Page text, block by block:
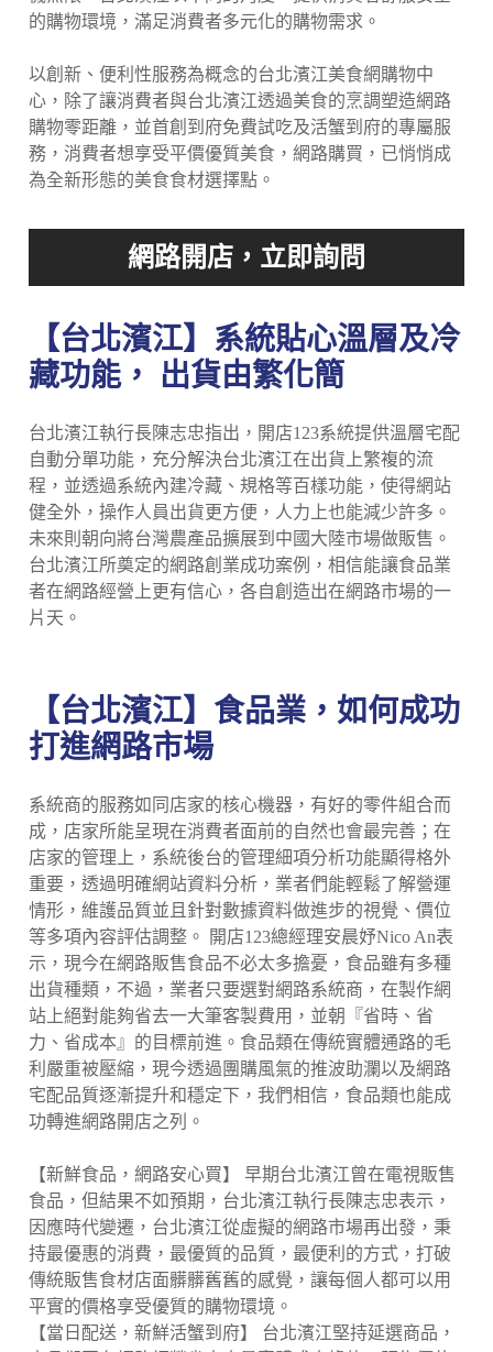
的購物環境，滿足消費者多元化的購物需求。
以創新、便利性服務為概念的台北濱江美食網購物中
心，除了讓消費者與台北濱江透過美食的烹調塑造網路
購物零距離，並首創到府免費試吃及活蟹到府的專屬服
務，消費者想享受平價優質美食，網路購買，已悄悄成
為全新形態的美食食材選擇點。
【台北濱江】系統貼心溫層及冷
藏功能， 出貨由繁化簡
台北濱江執行長陳志忠指出，開店123系統提供溫層宅配
自動分單功能，充分解決台北濱江在出貨上繁複的流
程，並透過系統內建冷藏、規格等百樣功能，使得網站
健全外，操作人員出貨更方便，人力上也能減少許多。
未來則朝向將台灣農產品擴展到中國大陸市場做販售。
台北濱江所奠定的網路創業成功案例，相信能讓食品業
者在網路經營上更有信心，各自創造出在網路市場的一
片天。
【台北濱江】食品業，如何成功
打進網路市場
系統商的服務如同店家的核心機器，有好的零件組合而
成，店家所能呈現在消費者面前的自然也會最完善；在
店家的管理上，系統後台的管理細項分析功能顯得格外
重要，透過明確網站資料分析，業者們能輕鬆了解營運
情形，維護品質並且針對數據資料做進步的視覺、價位
等多項內容評估調整。 開店123總經理安晨妤Nico An表
示，現今在網路販售食品不必太多擔憂，食品雖有多種
出貨種類，不過，業者只要選對網路系統商，在製作網
站上絕對能夠省去一大筆客製費用，並朝『省時、省
力、省成本』的目標前進。食品類在傳統實體通路的毛
利嚴重被壓縮，現今透過團購風氣的推波助瀾以及網路
宅配品質逐漸提升和穩定下，我們相信，食品類也能成
功轉進網路開店之列。
【新鮮食品，網路安心買】 早期台北濱江曾在電視販售
食品，但結果不如預期，台北濱江執行長陳志忠表示，
因應時代變遷，台北濱江從虛擬的網路市場再出發，秉
持最優惠的消費，最優質的品質，最便利的方式，打破
傳統販售食材店面髒髒舊舊的感覺，讓每個人都可以用
平實的價格享受優質的購物環境。
【當日配送，新鮮活蟹到府】 台北濱江堅持延選商品，